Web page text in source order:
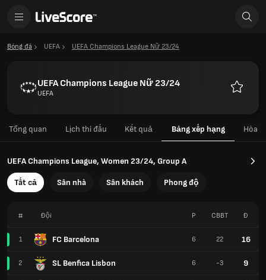
Bóng đá UEFA UEFA Champions League Nữ 23/24
UEFA Champions League Nữ 23/24
UEFA
Tổng quan Lịch thi đấu Kết quả Bảng xếp hạng Hòa
UEFA Champions League, Women 23/24, Group A
Tất cả Sân nhà Sân khách Phong độ
# Đội
1 FC Barcelona
2 SL Benfica Lisbon
P CBBT Đ
6 22 16
6 -3 9